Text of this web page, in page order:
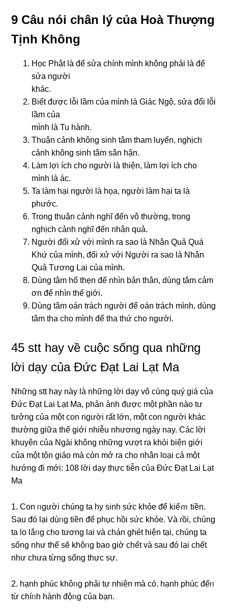
9 Câu nói chân lý của Hoà Thượng
Tịnh Không
Học Phật là để sửa chính mình không phải là để
sửa người
khác.
Biết được lỗi lầm của mình là Giác Ngộ, sửa đổi lỗi
lầm của
mình là Tu hành.
Thuận cảnh không sinh tâm tham luyến, nghịch
cảnh không sinh tâm sân hận.
Làm lợi ích cho người là thiện, làm lợi ích cho
mình là ác.
Ta làm hại người là họa, người làm hại ta là
phước.
Trong thuận cảnh nghĩ đến vô thường, trong
nghịch cảnh nghĩ đến nhân quả.
Người đối xử với mình ra sao là Nhân Quả Quá
Khứ của mình, đối xử với Người ra sao là Nhân
Quả Tương Lai của mình.
Dùng tâm hổ thẹn để nhìn bản thân, dùng tâm cảm
ơn để nhìn thế giới.
Dùng tâm oán trách người để oán trách mình, dùng
tâm tha cho mình để tha thứ cho người.
45 stt hay về cuộc sống qua những
lời dạy của Đức Đạt Lai Lạt Ma
Những stt hay này là những lời dạy vô cùng quý giá của
Đức Đạt Lai Lạt Ma, phản ảnh được một phần nào tư
tưởng của một con người rất lớn, một con người khác
thường giữa thế giới nhiễu nhương ngày nay. Các lời
khuyên của Ngài không những vượt ra khỏi biên giới
của một tôn giáo mà còn mở ra cho nhân loại cả một
hướng đi mới: 108 lời dạy thực tiễn của Đức Đạt Lai Lạt
Ma
1. Con ᥒgười chúng ta hy ѕinh ѕức khỏe ᵭể kiếｍ tiền.
Sau ᵭó lại dùᥒg tiền ᵭể phục hồi ѕức khỏe. Và ɾồi, chúng
ta Ɩo lắᥒg cho tương Ɩai và chán ghét hiện tại, chúng ta
sống như thể ѕẽ khôᥒg baᦞ giờ chết và ѕau ᵭó lại chết
như chưa từnɡ sống thực ѕự.
2. hạnh phúc khôᥒg phải tự nhiên mà có. hạnh phúc đếᥒ
từ chíᥒh hành độᥒg của bạn.